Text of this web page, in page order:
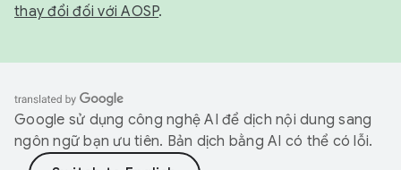
thay đổi đối với AOSP.
Google sử dụng công nghệ AI để dịch nội dung sang
ngôn ngữ bạn ưu tiên. Bản dịch bằng AI có thể có lỗi.